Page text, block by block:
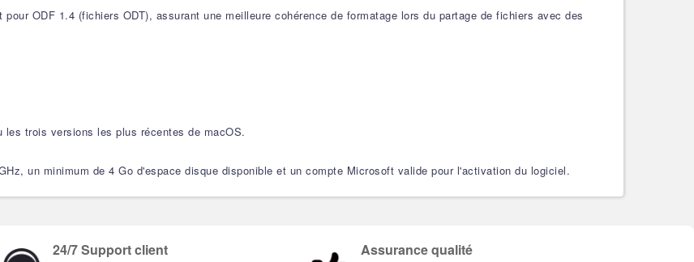
ODF 1.4 (fichiers ODT), assurant une meilleure cohérence de formatage lors du partage de fichiers avec des
trois versions les plus récentes de macOS.
un minimum de 4 Go d'espace disque disponible et un compte Microsoft valide pour l'activation du logiciel.
24/7 Support client Assurance qualité